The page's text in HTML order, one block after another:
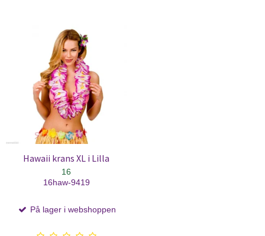
Hawaii krans XL i Lilla
16
16haw-9419
På lager i webshoppen